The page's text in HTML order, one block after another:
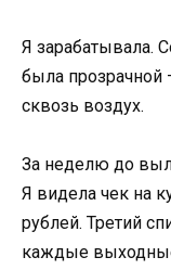
Я зарабатывала.
была прозрачной
сквозь воздух.
За неделю до
Я видела чек на
рублей. Третий
каждые выходные